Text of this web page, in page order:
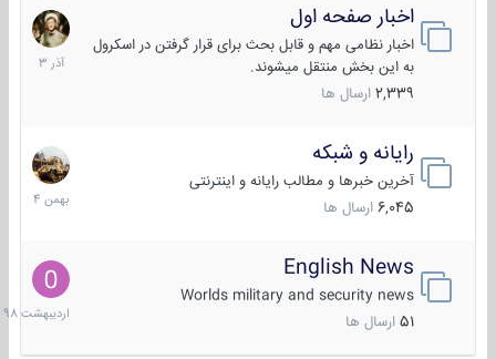
اخبار صفحه اول
اخبار نظامی مهم و قابل بحث برای قرار گرفتن در اسکرول
به این بخش منتقل میشوند.
2,339 ارسال ها
7
آذر
1403
رایانه و شبکه
آخرین خبرها و مطالب رایانه و اینترنتی
6,045 ارسال ها
30
بهمن
1404
English News
Worlds military and security news
51 ارسال ها
10
1398